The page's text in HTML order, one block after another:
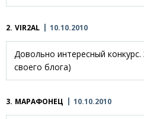
2. VIR2AL 10.10.2010
Довольно интересный
своего блога)
3. МАРАФОНЕЦ 10.10.2010